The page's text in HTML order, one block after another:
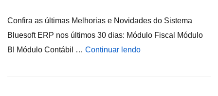
Confira as últimas Melhorias e Novidades do Sistema
Bluesoft ERP nos últimos 30 dias: Módulo Fiscal Módulo
BI Módulo Contábil … Continuar lendo